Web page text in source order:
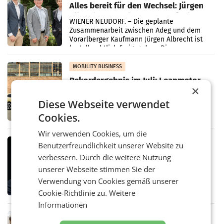
Alles bereit für den Wechsel: Jürgen
Albrecht setzt ab 1.1.2027 auf Adeg
WIENER NEUDORF. – Die geplante
Zusammenarbeit zwischen Adeg und dem
Vorarlberger Kaufmann Jürgen Albrecht ist
kartellrechtlich freigegeben: Die
Bundeswettbewerbsbehörde und der
Bundeskartellanwalt
MOBILITY BUSINESS
Rekordergebnis im Juli: Leapmotor
überschreitet die 100.000er-Marke
– Im Juli 2026 erreichte Leapmotor einen
wichtigen Meilenstein und lieferte weltweit
101.267 Fahrzeuge aus, womit sich das
verdoppelte (+102
MARKETING & MEDIA
Stiftungsrat Lederer wehrt sich in
den SN gegen Vorwürfe
Mehrere Themen beschäftigen derzeit den
ORF. Am Dienstag soll im Stiftungsrat über
die vom neuen ORF-Chef Clemens Pig
Direktionen abgestimmt werden.
×
Diese Webseite verwendet
Cookies.
Wir verwenden Cookies, um die
Benutzerfreundlichkeit unserer Website zu
verbessern. Durch die weitere Nutzung
unserer Webseite stimmen Sie der
Verwendung von Cookies gemäß unserer
Cookie-Richtlinie zu.Weitere
Informationen